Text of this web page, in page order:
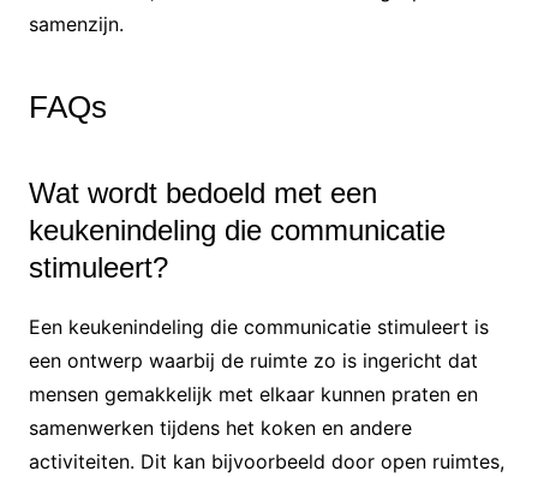
samenzijn.
FAQs
Wat wordt bedoeld met een
keukenindeling die communicatie
stimuleert?
Een keukenindeling die communicatie stimuleert is
een ontwerp waarbij de ruimte zo is ingericht dat
mensen gemakkelijk met elkaar kunnen praten en
samenwerken tijdens het koken en andere
activiteiten. Dit kan bijvoorbeeld door open ruimtes,